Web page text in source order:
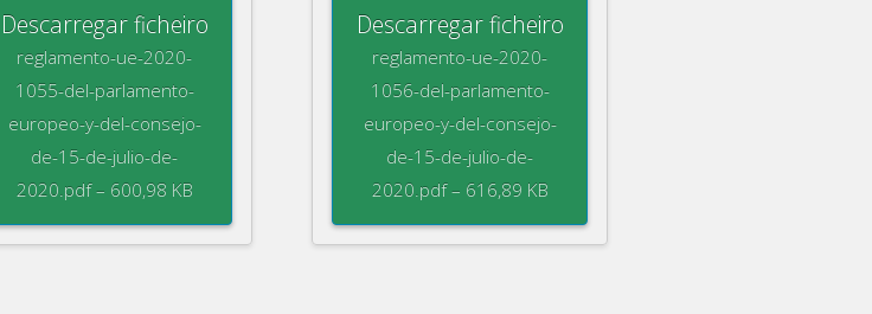
Descarregar ficheiro
reglamento-ue-2020-
1055-del-parlamento-
europeo-y-del-consejo-
de-15-de-julio-de-
2020.pdf – 600,98 KB
Descarregar ficheiro
reglamento-ue-2020-
1056-del-parlamento-
europeo-y-del-consejo-
de-15-de-julio-de-
2020.pdf – 616,89 KB